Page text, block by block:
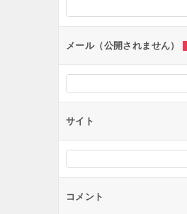
ョ
ン
メール（公開されません）
サイト
コメント